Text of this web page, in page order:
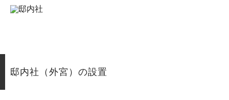
邸内社（外宮）の設置